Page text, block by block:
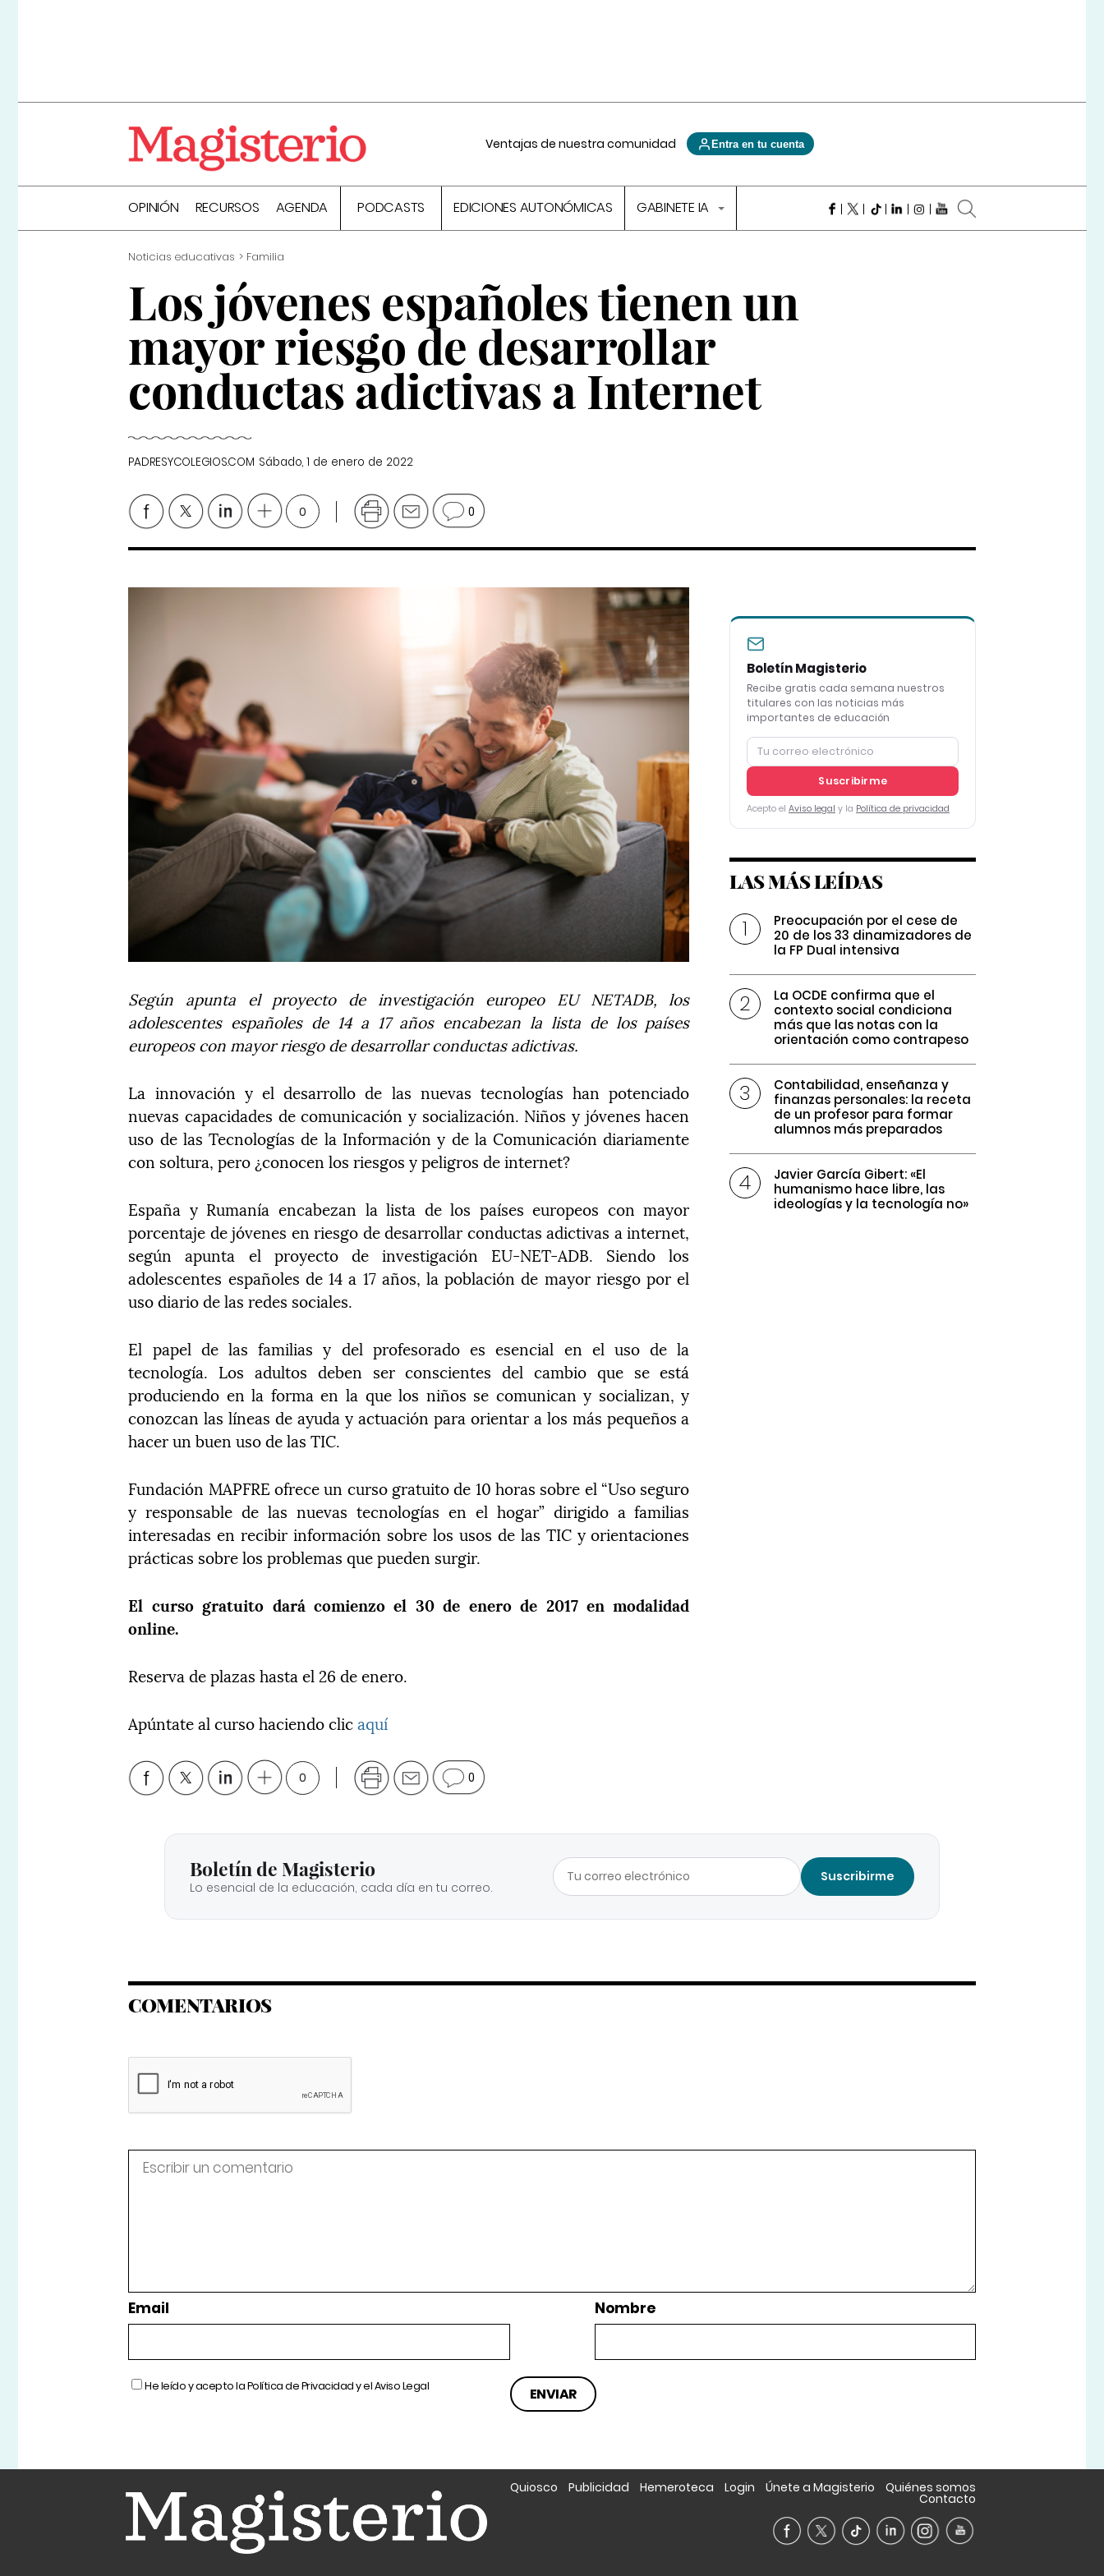
Ventajas de nuestra comunidad Entra en tu cuenta
OPINIÓN RECURSOS AGENDA PODCASTS EDICIONES AUTONÓMICAS GABINETE IA
Noticias educativas Familia
Los jóvenes españoles tienen un
mayor riesgo de desarrollar
conductas adictivas a Internet
PADRESYCOLEGIOS.COM Sábado, 1 de enero de 2022
0 0
Según apunta el proyecto de investigación europeo EU NETADB, los
adolescentes españoles de 14 a 17 años encabezan la lista de los países
europeos con mayor riesgo de desarrollar conductas adictivas.
La innovación y el desarrollo de las nuevas tecnologías han potenciado
nuevas capacidades de comunicación y socialización. Niños y jóvenes hacen
uso de las Tecnologías de la Información y de la Comunicación diariamente
con soltura, pero ¿conocen los riesgos y peligros de internet?
España y Rumanía encabezan la lista de los países europeos con mayor
porcentaje de jóvenes en riesgo de desarrollar conductas adictivas a internet,
según apunta el proyecto de investigación EU-NET-ADB. Siendo los
adolescentes españoles de 14 a 17 años, la población de mayor riesgo por el
uso diario de las redes sociales.
El papel de las familias y del profesorado es esencial en el uso de la
tecnología. Los adultos deben ser conscientes del cambio que se está
produciendo en la forma en la que los niños se comunican y socializan, y
conozcan las líneas de ayuda y actuación para orientar a los más pequeños a
hacer un buen uso de las TIC.
Fundación MAPFRE ofrece un curso gratuito de 10 horas sobre el “Uso seguro
y responsable de las nuevas tecnologías en el hogar” dirigido a familias
interesadas en recibir información sobre los usos de las TIC y orientaciones
prácticas sobre los problemas que pueden surgir.
El curso gratuito dará comienzo el 30 de enero de 2017 en modalidad
online.
Reserva de plazas hasta el 26 de enero.
Apúntate al curso haciendo clicaquí
0 0
Boletín Magisterio
Recibe gratis cada semana nuestros
titulares con las noticias más
importantes de educación
Suscribirme
Acepto el Aviso legal y la Política de privacidad
LAS MÁS LEÍDAS
Preocupación por el cese de
20 de los 33 dinamizadores de
la FP Dual intensiva
La OCDE confirma que el
contexto social condiciona
más que las notas con la
orientación como contrapeso
Contabilidad, enseñanza y
finanzas personales: la receta
de un profesor para formar
alumnos más preparados
Javier García Gibert: «El
humanismo hace libre, las
ideologías y la tecnología no»
Boletín de Magisterio
Lo esencial de la educación, cada día en tu correo.
Suscribirme
COMENTARIOS
Email Nombre
He leído y acepto laPolítica de Privacidady elAviso Legal
Quiosco Publicidad Hemeroteca Login Únete a Magisterio Quiénes somos
Contacto